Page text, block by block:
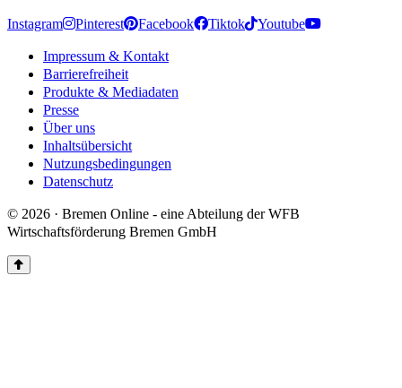
Instagram Pinterest Facebook Tiktok Youtube
Impressum & Kontakt
Barrierefreiheit
Produkte & Mediadaten
Presse
Über uns
Inhaltsübersicht
Nutzungsbedingungen
Datenschutz
© 2026 · Bremen Online - eine Abteilung der WFB
Wirtschaftsförderung Bremen GmbH